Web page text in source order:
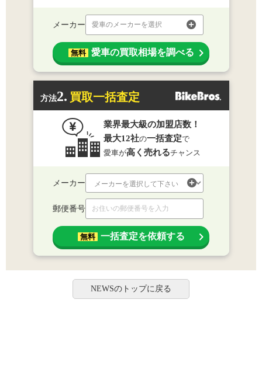
メーカー 愛車のメーカーを選択
無料 愛車の買取相場を調べる
方法2. 買取一括査定
業界最大級の加盟店数！
最大12社の一括査定で
愛車が高く売れるチャンス
メーカー
郵便番号
無料 一括査定を依頼する
NEWSのトップに戻る